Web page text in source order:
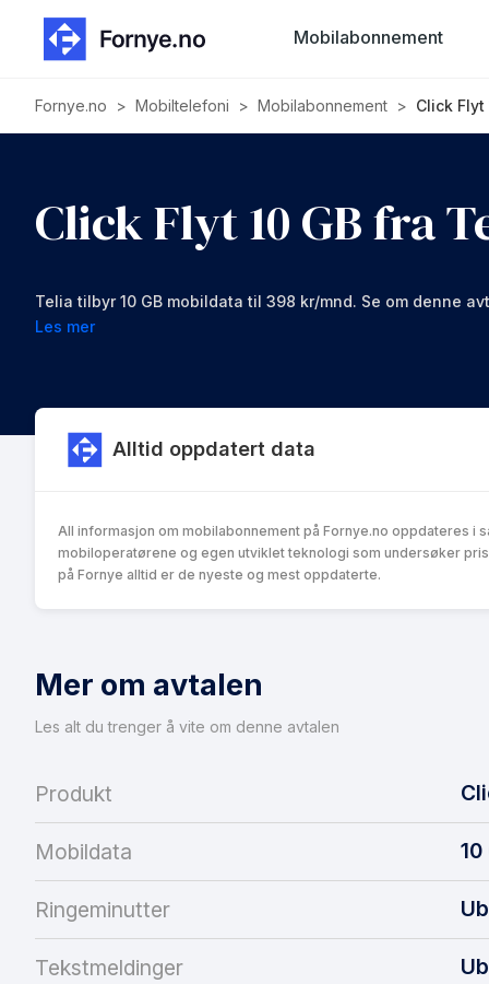
Mobilabonnement
Fornye.no > Mobiltelefoni > Mobilabonnement > Click
Click Flyt 10 GB fra
Telia tilbyr 10 GB mobildata til 398 kr/mnd. Se om denne
Les mer
Alltid oppdatert data
All informasjon om mobilabonnement på Fornye.no oppdateres i
mobiloperatørene og egen utviklet teknologi som undersøker
på Fornye alltid er de nyeste og mest oppdaterte.
Mer om avtalen
Les alt du trenger å vite om denne avtalen
Produkt
Mobildata 10
Ringeminutter
Tekstmeldinger